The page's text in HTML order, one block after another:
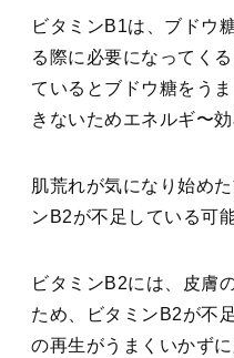
ビタミンB1は、ブドウ
る際に必要になってく
ているとブドウ糖をう
きないためエネルギ〜
肌荒れが気になり始め
ンB2が不足している可
ビタミンB2には、皮膚
ため、ビタミンB2が不
の再生がうまくいかず